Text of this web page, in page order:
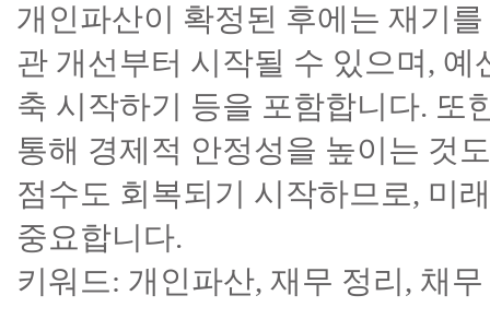
개인파산이 확정된 후에는 재기
관 개선부터 시작될 수 있으며,
축 시작하기 등을 포함합니다. 또
통해 경제적 안정성을 높이는 것
점수도 회복되기 시작하므로, 미
중요합니다.
키워드: 개인파산, 재무 정리, 채